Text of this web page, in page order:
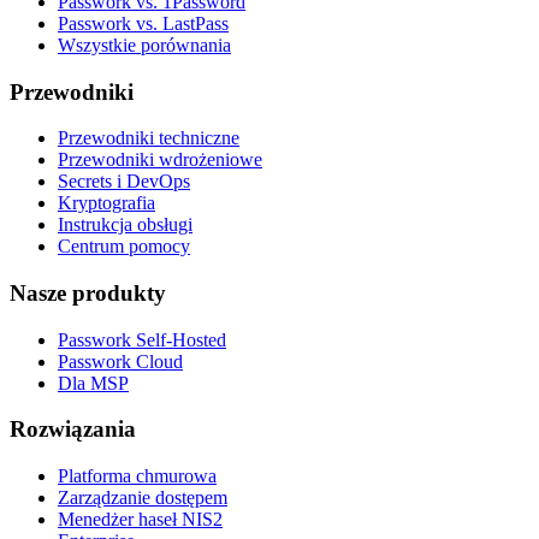
Passwork vs. LastPass
Wszystkie porównania
Przewodniki
Przewodniki techniczne
Przewodniki wdrożeniowe
Secrets i DevOps
Kryptografia
Instrukcja obsługi
Centrum pomocy
Nasze produkty
Passwork Self-Hosted
Passwork Cloud
Dla MSP
Rozwiązania
Platforma chmurowa
Zarządzanie dostępem
Menedżer haseł NIS2